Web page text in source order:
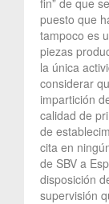
puesto que
tampoco es
piezas
la única
considerar
impartición
calidad de
de
cita en
de SBV a
disposición
supervisión